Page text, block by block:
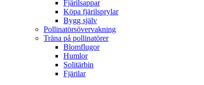
Fjärilsappar
Köpa fjärilsprylar
Bygg själv
Pollinatörsövervakning
Träna på pollinatörer
Blomflugor
Humlor
Solitärbin
Fjärilar